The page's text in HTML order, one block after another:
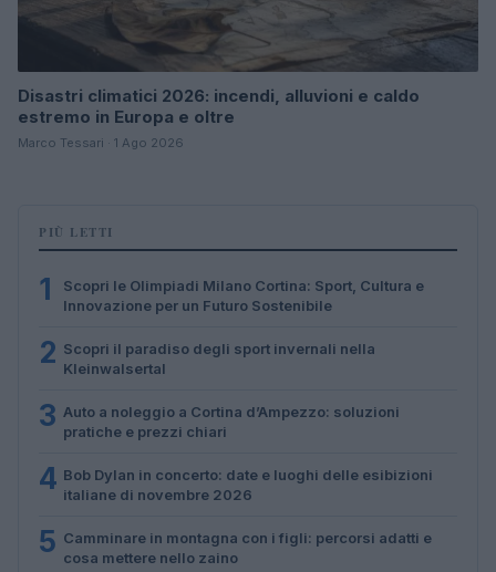
Disastri climatici 2026: incendi, alluvioni e caldo
estremo in Europa e oltre
Marco Tessari · 1 Ago 2026
PIÙ LETTI
1
Scopri le Olimpiadi Milano Cortina: Sport, Cultura e
Innovazione per un Futuro Sostenibile
2 Scopri il paradiso degli sport invernali nella
Kleinwalsertal
3 Auto a noleggio a Cortina d’Ampezzo: soluzioni
pratiche e prezzi chiari
4 Bob Dylan in concerto: date e luoghi delle esibizioni
italiane di novembre 2026
5 Camminare in montagna con i figli: percorsi adatti e
cosa mettere nello zaino